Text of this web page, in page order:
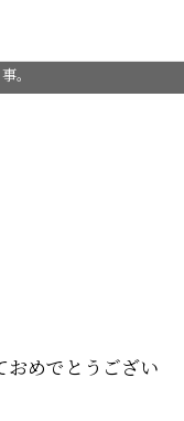
。
おめでとうござい